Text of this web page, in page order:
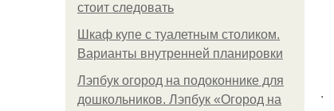
стоит следовать
Шкаф купе с туалетным столиком.
Варианты внутренней планировки
Лэпбук огород на подоконнике для
дошкольников. Лэпбук «Огород на
.